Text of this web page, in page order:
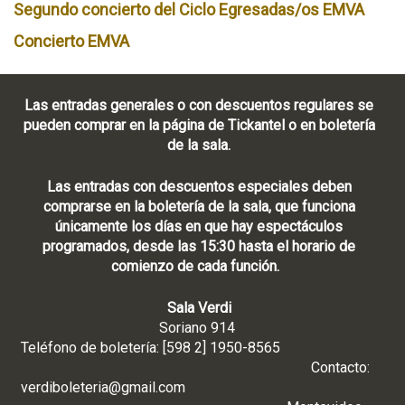
Segundo concierto del Ciclo Egresadas/os EMVA
Concierto EMVA
Las entradas generales o con descuentos regulares se
pueden comprar en la página de Tickantel o en boletería
de la sala.
Las entradas con descuentos especiales deben
comprarse en la boletería de la sala, que funciona
únicamente los días en que hay espectáculos
programados, desde las 15:30 hasta el horario de
comienzo de cada función.
Sala Verdi
Soriano 914
Teléfono de boletería: [598 2] 1950-8565
Contacto:
verdiboleteria@gmail.com